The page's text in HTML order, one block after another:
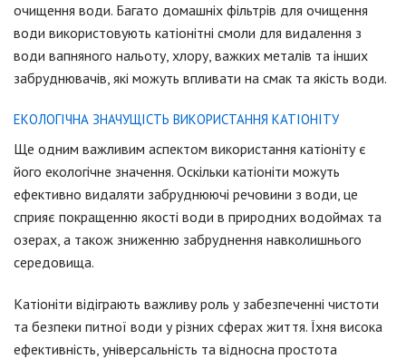
очищення води. Багато домашніх фільтрів для очищення
води використовують катіонітні смоли для видалення з
води вапняного нальоту, хлору, важких металів та інших
забруднювачів, які можуть впливати на смак та якість води.
ЕКОЛОГІЧНА ЗНАЧУЩІСТЬ ВИКОРИСТАННЯ КАТІОНІТУ
Ще одним важливим аспектом використання катіоніту є
його екологічне значення. Оскільки катіоніти можуть
ефективно видаляти забруднюючі речовини з води, це
сприяє покращенню якості води в природних водоймах та
озерах, а також зниженню забруднення навколишнього
середовища.
Катіоніти відіграють важливу роль у забезпеченні чистоти
та безпеки питної води у різних сферах життя. Їхня висока
ефективність, універсальність та відносна простота